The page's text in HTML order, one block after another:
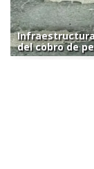
del cobro de